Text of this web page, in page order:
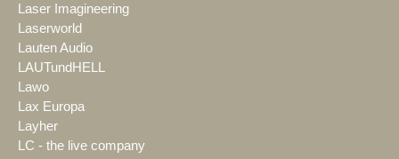
Laser Imagineering
Laserworld
Lauten Audio
LAUTundHELL
Lawo
Lax Europa
Layher
LC - the live company